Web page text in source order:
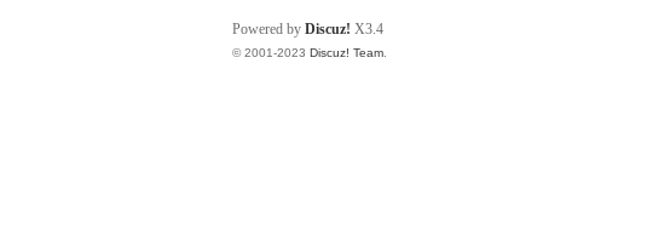
Powered by Discuz! X3.4
© 2001-2023 Discuz! Team